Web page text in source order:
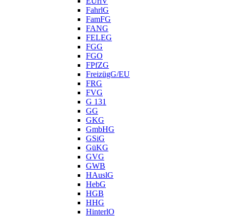
FahrlG
FamFG
FANG
FELEG
FGG
FGO
FPfZG
FreizügG/EU
FRG
FVG
G 131
GG
GKG
GmbHG
GSiG
GüKG
GVG
GWB
HAuslG
HebG
HGB
HHG
HinterlO